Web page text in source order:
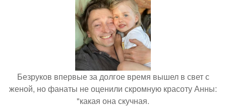
Безруков впервые за долгое время вышел в свет с
женой, но фанаты не оценили скромную красоту Анны:
"какая она скучная.